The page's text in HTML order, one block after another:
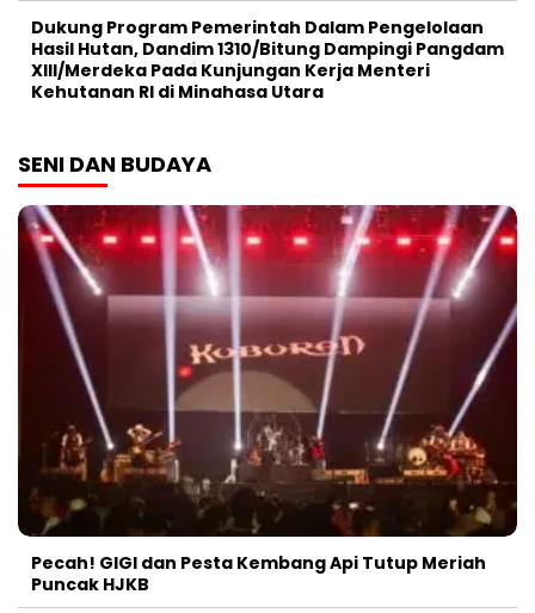
Dukung Program Pemerintah Dalam Pengelolaan
Hasil Hutan, Dandim 1310/Bitung Dampingi Pangdam
XIII/Merdeka Pada Kunjungan Kerja Menteri
Kehutanan RI di Minahasa Utara
SENI DAN BUDAYA
Pecah! GIGI dan Pesta Kembang Api Tutup Meriah
Puncak HJKB